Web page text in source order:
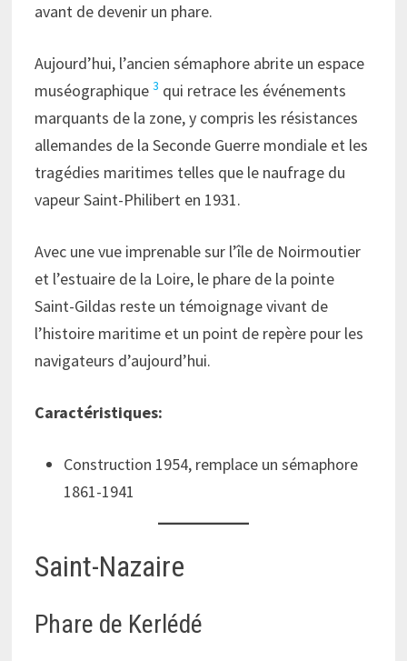
avant de devenir un phare.
Aujourd’hui, l’ancien sémaphore abrite un espace
muséographique 3 qui retrace les événements
marquants de la zone, y compris les résistances
allemandes de la Seconde Guerre mondiale et les
tragédies maritimes telles que le naufrage du
vapeur Saint-Philibert en 1931.
Avec une vue imprenable sur l’île de Noirmoutier
et l’estuaire de la Loire, le phare de la pointe
Saint-Gildas reste un témoignage vivant de
l’histoire maritime et un point de repère pour les
navigateurs d’aujourd’hui.
Caractéristiques:
Construction 1954, remplace un sémaphore
1861-1941
Saint-Nazaire
Phare de Kerlédé